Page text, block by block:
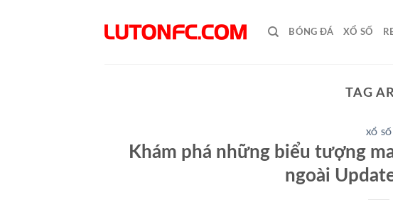
BÓNG ĐÁ XỔ SỐ
TAG
XỔ SỐ
Khám phá những biểu tượng
ngoài